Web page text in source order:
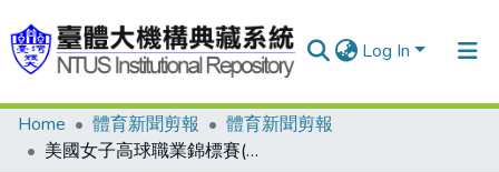
Log In
Communities & Collections
Home 體育新聞剪報
體育新聞剪報
美國女子高球職業錦標賽(1989年) 美國女子PGA 洛培茲 熱淚盈眶捧回后座 老公當桿弟 連連獲博蒂 274桿三度得第一